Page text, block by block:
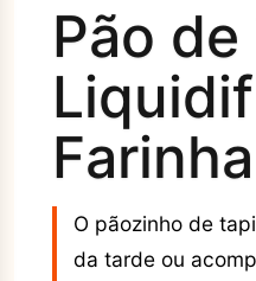
Pão
O pãozinho de
da tarde ou